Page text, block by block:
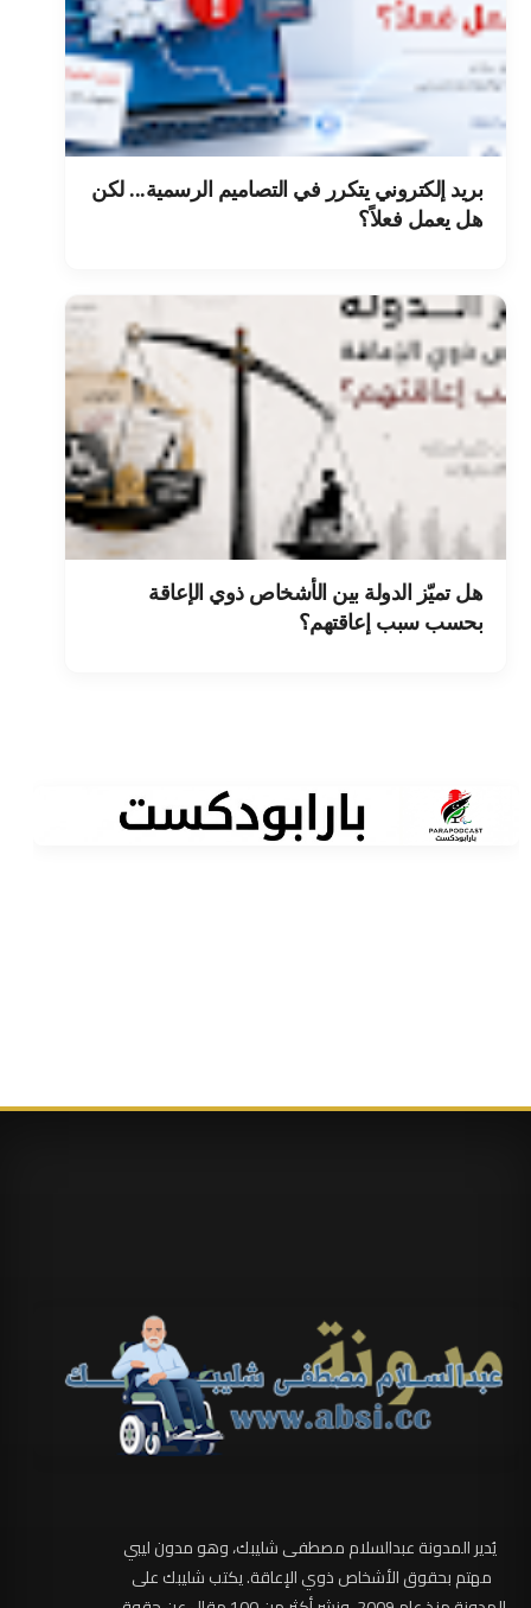
بريد إلكتروني يتكرر في التصاميم الرسمية... لكن
هل يعمل فعلاً؟
هل تميّز الدولة بين الأشخاص ذوي الإعاقة
بحسب سبب إعاقتهم؟
يُدير المدونة عبدالسلام مصطفى شليبك، وهو مدون ليبي
مهتم بحقوق الأشخاص ذوي الإعاقة. يكتب شليبك على